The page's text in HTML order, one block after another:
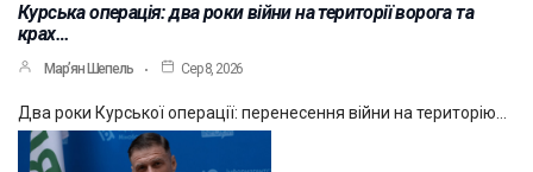
Курська операція: два роки війни на території ворога та
крах…
Мар’ян Шепель Сер 8, 2026
Два роки Курської операції: перенесення війни на територію…